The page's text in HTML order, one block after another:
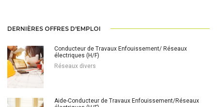
DERNIÈRES OFFRES D'EMPLOI
Conducteur de Travaux Enfouissement/ Réseaux
électriques (H/F)
Réseaux divers
Aide-Conducteur de Travaux Enfouissement/Réseaux